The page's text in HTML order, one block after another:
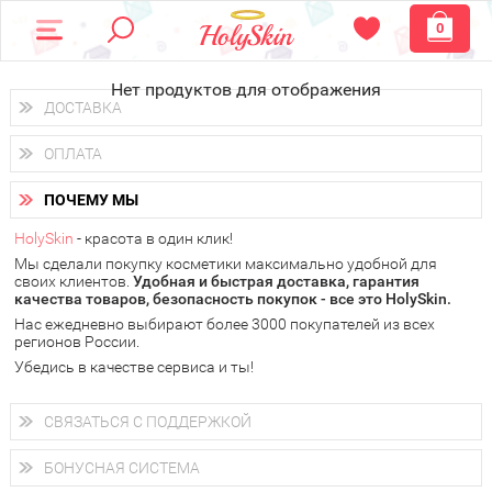
0
Нет продуктов для отображения
ДОСТАВКА
Доставка осуществляетсяпо всем городам России.
Вы можете выбрать доставку курьером, Почтой России или
получить заказ в пунктах выдачи PickPoint или пункте
самовывоза.
В 20 городах России доставка осуществляется ужена
следующий день.
у Вас всегда есть возможность получитьбесплатную
доставку от HolySkin.
подробнее об условиях доставки и оплаты в Вашем городе
ОПЛАТА
Вы можете оплатить свой заказ любым удобным способом:
наличными деньгами (
через интернет-банк (Альфа-банк, Сбербанк) и другими
электронными способами.
ПОЧЕМУ МЫ
HolySkin - красота в один клик!
Мы сделали покупку косметики максимально удобной для
своих клиентов. Удобная и быстрая доставка, гарантия
качества товаров, безопасность покупок - все это HolySkin.
Нас ежедневно выбирают более 3000 покупателей из всех
регионов России.
Убедись в качестве сервиса и ты!
СВЯЗАТЬСЯ С ПОДДЕРЖКОЙ
+7 (800) 707-24-55
Мы будем рады ответить на все Ваши вопросы по работе
магазина, проконсультировать по товарам, рассказать о
БОНУСНАЯ СИСТЕМА